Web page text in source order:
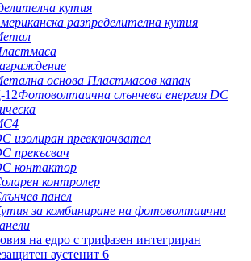
кутия
разпределителна кутия
основа Пластмасов капак
Фотоволтаична слънчева енергия DC
изолиран превключвател
прекъсвач
контактор
контролер
панел
за комбиниране на фотоволтаични